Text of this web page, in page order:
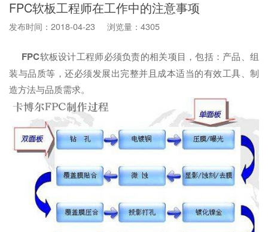
FPC软板工程师在工作中的注意事项
发布时间：2018-04-23 浏览量：4305
FPC软板设计工程师必须负责的相关项目，包括：产品、组
装与品质等，还必须发展出完整并且成本适当的有效工具、制
造方法与品质需求。